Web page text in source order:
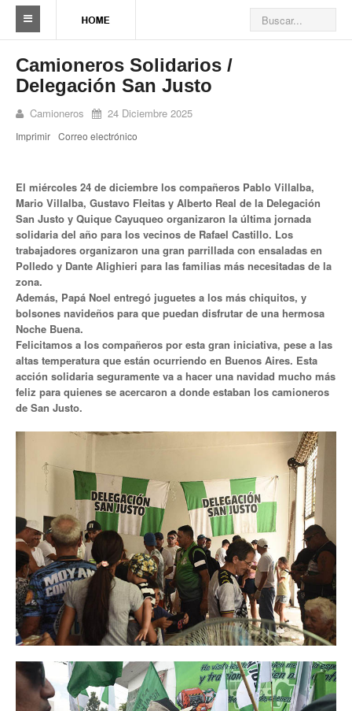
Sindicato
Reseña histórica
Autoridades
Seccionales
Ramas por actividad
Camioneros solidarios
Galería de Delegaciones y Seccionales
Galería de videos
Videos de prevención
Noticias de Delegaciones y Seccionales
Memoria histórica
Novedades
Noticias Fiscalización
Buscar
Secretarías
Secretaría general
Secretaría general adjunta
Secretaría de actas
Secretaría administrativa
Camioneros Solidarios /
Delegación San Justo
Camioneros 24 Diciembre 2025
Imprimir Correo electrónico
El miércoles 24 de diciembre los compañeros Pablo Villalba,
Mario Villalba, Gustavo Fleitas y Alberto Real de la Delegación
San Justo y Quique Cayuqueo organizaron la última jornada
solidaria del año para los vecinos de Rafael Castillo. Los
trabajadores organizaron una gran parrillada con ensaladas en
Polledo y Dante Alighieri para las familias más necesitadas de la
zona.
Además, Papá Noel entregó juguetes a los más chiquitos, y
bolsones navideños para que puedan disfrutar de una hermosa
Noche Buena.
Felicitamos a los compañeros por esta gran iniciativa, pese a las
altas temperatura que están ocurriendo en Buenos Aires. Esta
acción solidaria seguramente va a hacer una navidad mucho más
feliz para quienes se acercaron a donde estaban los camioneros
de San Justo.